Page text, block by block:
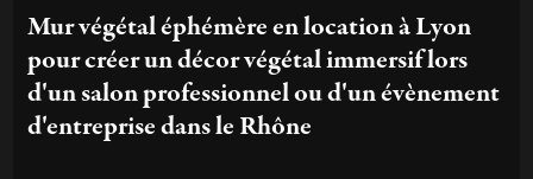
Mur végétal éphémère en location à Lyon
pour créer un décor végétal immersif lors
d'un salon professionnel ou d'un évènement
d'entreprise dans le Rhône